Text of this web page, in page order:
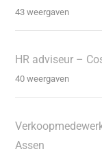
43 weergaven
HR adviseur –
40 weergaven
Assen